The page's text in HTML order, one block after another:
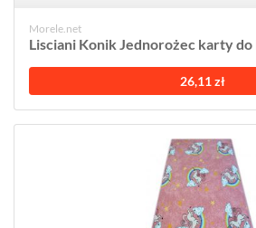
Morele.net
Lisciani Konik Jednorożec karty
26,11 zł